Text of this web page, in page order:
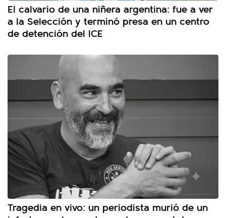
El calvario de una niñera argentina: fue a ver
a la Selección y terminó presa en un centro
de detención del ICE
Tragedia en vivo: un periodista murió de un